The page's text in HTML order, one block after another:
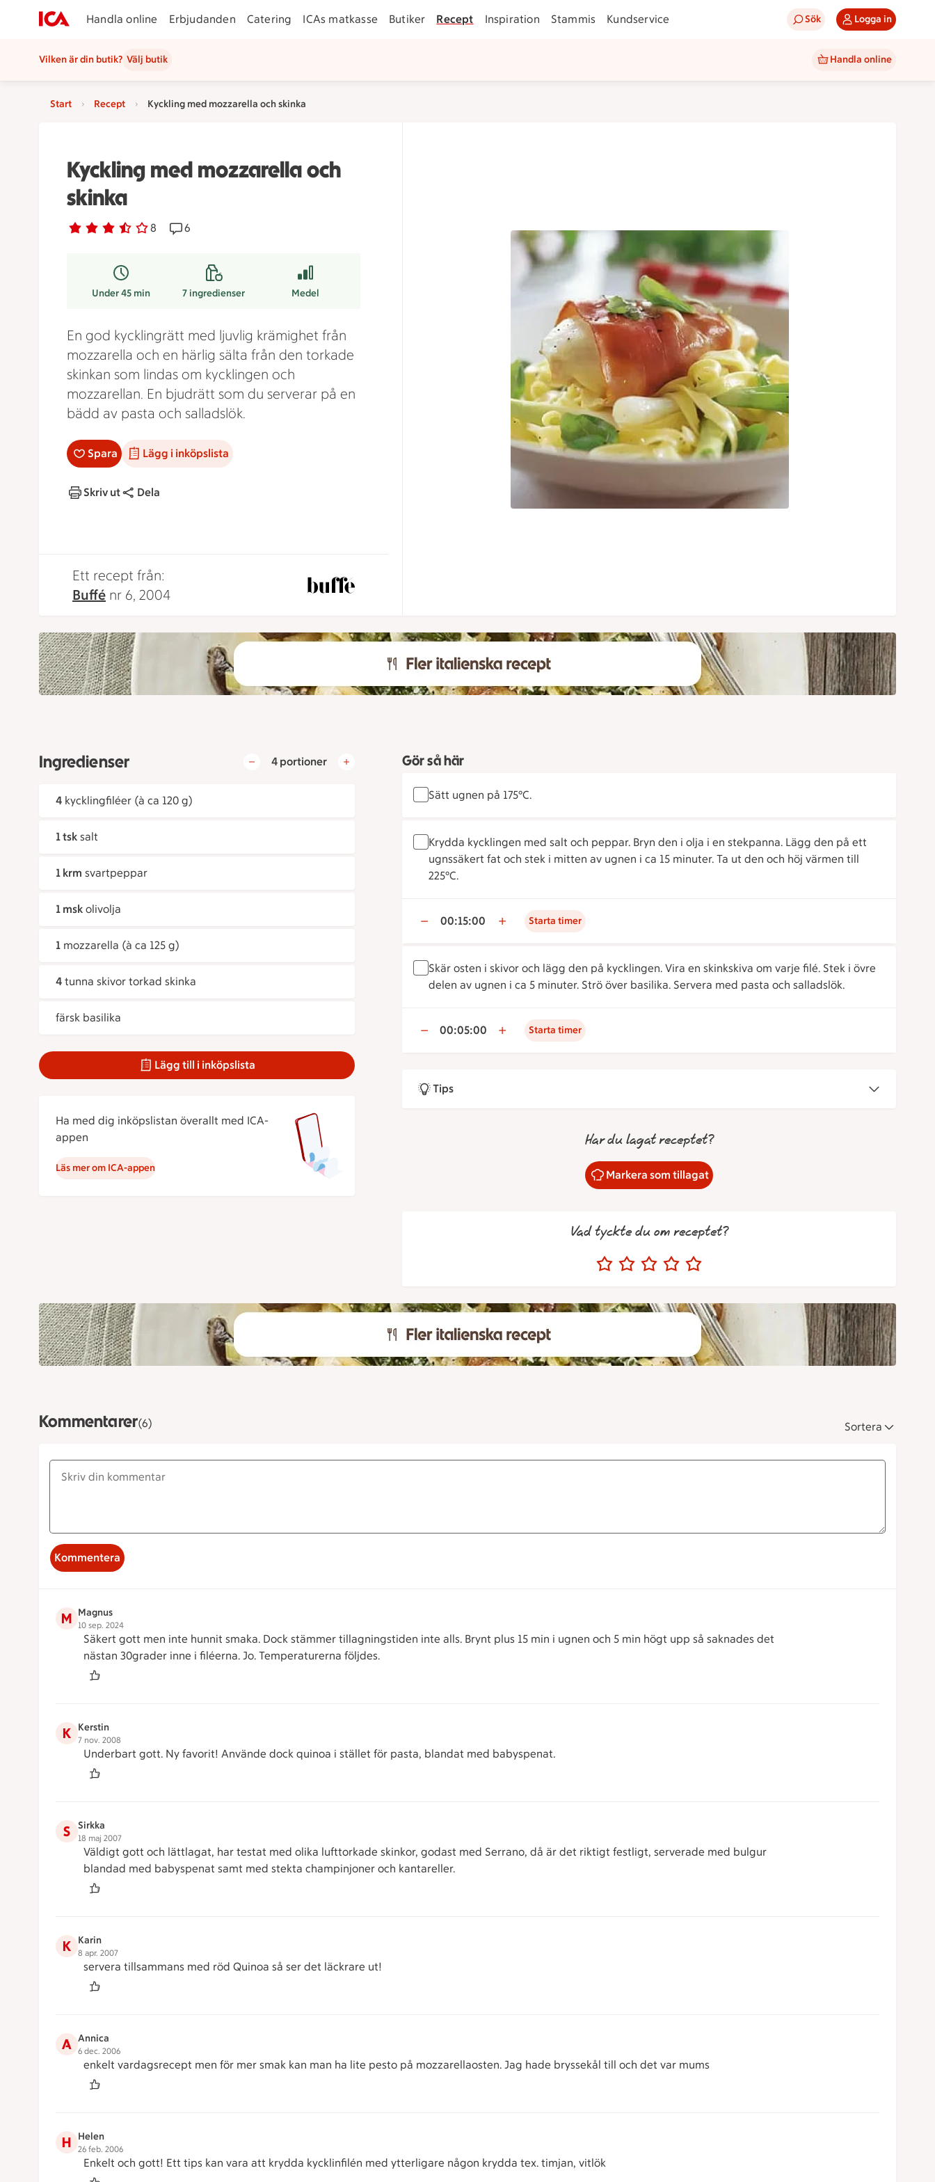
Handla online Erbjudanden Catering ICAs matkasse Butiker Recept Inspiration Stammis Kundservice Sök Logga in
Vilken är din butik? Välj butik Handla online
Start Recept Kyckling med mozzarella och skinka
Kyckling med mozzarella och
skinka
Betyg 3.5 av 5. 8
8 personer har röstatReceptet har 6 kommentarer
6
Under 45 min 7ingredienser Medel
En god kycklingrätt med ljuvlig krämighet från
mozzarella och en härlig sälta från den torkade
skinkan som lindas om kycklingen och
mozzarellan. En bjudrätt som du serverar på en
bädd av pasta och salladslök.
Spara Lägg i inköpslista
Skriv ut Dela
Ett recept från:
Buffé nr 6, 2004
Ingredienser 4 portioner
4 kycklingfiléer (à ca 120 g)
1 tsk salt
1 krm svartpeppar
1 msk olivolja
1 mozzarella (à ca 125 g)
4 tunna skivor torkad skinka
färsk basilika
Lägg till i inköpslista
Ha med dig inköpslistan överallt med ICA-
appen
Läs mer om ICA-appen
Gör så här
Sätt ugnen på 175°C.
Krydda kycklingen med salt och peppar. Bryn den i olja i en stekpanna. Lägg den på ett
ugnssäkert fat och stek i mitten av ugnen i ca 15 minuter. Ta ut den och höj värmen till
225°C.
00:15:00 Starta timer
Skär osten i skivor och lägg den på kycklingen. Vira en skinkskiva om varje filé. Stek i övre
delen av ugnen i ca 5 minuter. Strö över basilika. Servera med pasta och salladslök.
00:05:00 Starta timer
Tips
Har du lagat receptet?
Markera som tillagat
Vad tyckte du om receptet?
Kommentarer(6) Sortera
Kommentera
M Magnus
10 sep. 2024
Säkert gott men inte hunnit smaka. Dock stämmer tillagningstiden inte alls. Brynt plus 15 min i ugnen och 5 min högt upp så saknades det
nästan 30grader inne i filéerna. Jo. Temperaturerna följdes.
K Kerstin
7 nov. 2008
Underbart gott. Ny favorit! Använde dock quinoa i stället för pasta, blandat med babyspenat.
S Sirkka
18 maj 2007
Väldigt gott och lättlagat, har testat med olika lufttorkade skinkor, godast med Serrano, då är det riktigt festligt, serverade med bulgur
blandad med babyspenat samt med stekta champinjoner och kantareller.
K Karin
8 apr. 2007
servera tillsammans med röd Quinoa så ser det läckrare ut!
A Annica
6 dec. 2006
enkelt vardagsrecept men för mer smak kan man ha lite pesto på mozzarellaosten. Jag hade bryssekål till och det var mums
H Helen
26 feb. 2006
Enkelt och gott! Ett tips kan vara att krydda kycklinfilén med ytterligare någon krydda tex. timjan, vitlök